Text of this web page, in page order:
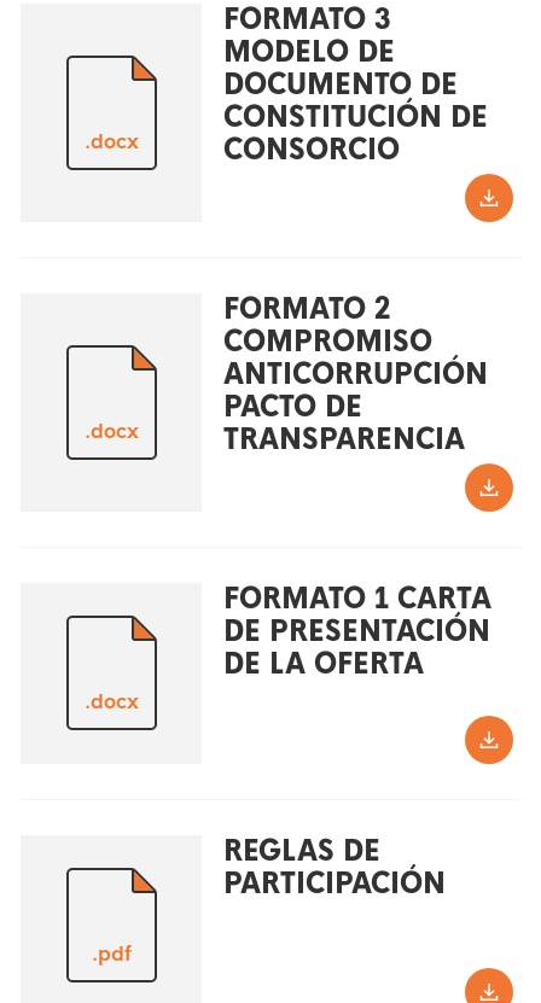
.docx
FORMATO 3
MODELO DE
DOCUMENTO DE
CONSTITUCIÓN DE
CONSORCIO
.docx
FORMATO 2
COMPROMISO
ANTICORRUPCIÓN
PACTO DE
TRANSPARENCIA
.docx
FORMATO 1 CARTA
DE PRESENTACIÓN
DE LA OFERTA
.pdf
REGLAS DE
PARTICIPACIÓN